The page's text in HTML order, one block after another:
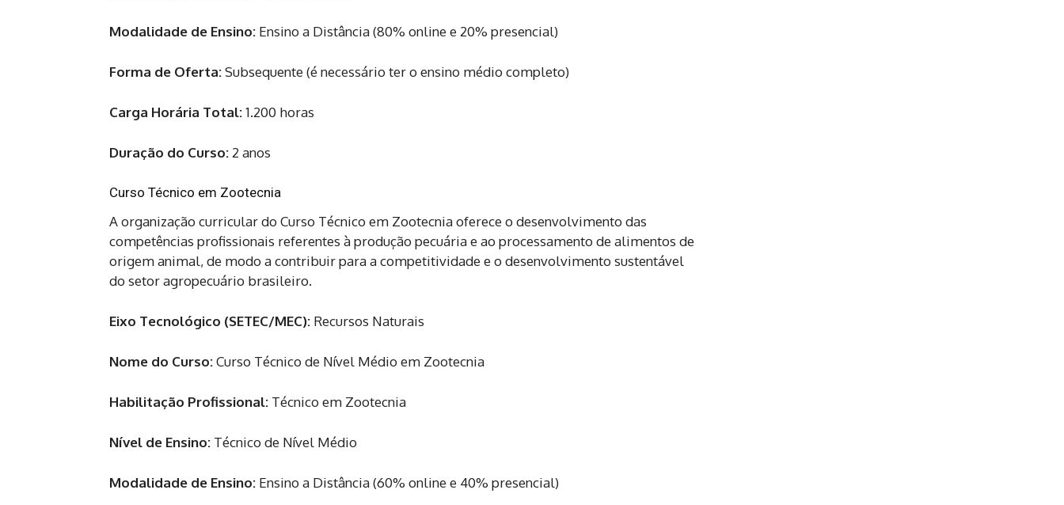
Modalidade de Ensino: Ensino a Distância (80% online e 20% presencial)
Forma de Oferta:Subsequente (é necessário ter o ensino médio completo)
Carga Horária Total:1.200 horas
Duração do Curso: 2 anos
Curso Técnico em Zootecnia
A organização curricular do Curso Técnico em Zootecnia oferece o desenvolvimento das
competências profissionais referentes à produção pecuária e ao processamento de alimentos de
origem animal, de modo a contribuir para a competitividade e o desenvolvimento sustentável
do setor agropecuário brasileiro.
Eixo Tecnológico (SETEC/MEC): Recursos Naturais
Nome do Curso:Curso Técnico de Nível Médio em Zootecnia
Habilitação Profissional: Técnico em Zootecnia
Nível de Ensino: Técnico de Nível Médio
Modalidade de Ensino: Ensino a Distância (60% online e 40% presencial)